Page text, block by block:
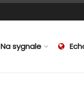
Na sygnale